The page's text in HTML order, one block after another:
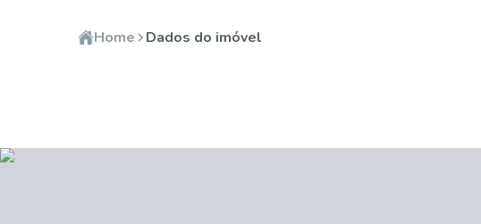
Home Dados do imóvel